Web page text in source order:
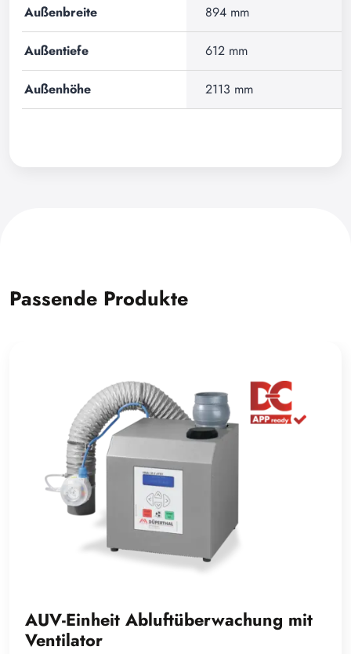
Außenbreite 894 mm
Außentiefe 612 mm
Außenhöhe 2113 mm
Passende Produkte
AUV-Einheit Abluftüberwachung mit
Ventilator